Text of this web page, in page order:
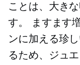
ことは、大き
す。
ますます
ンに加える珍
るため、ジュ